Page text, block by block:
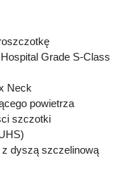
Grade S-Class
Neck
powietrza
szczotki
dyszą szczelinową